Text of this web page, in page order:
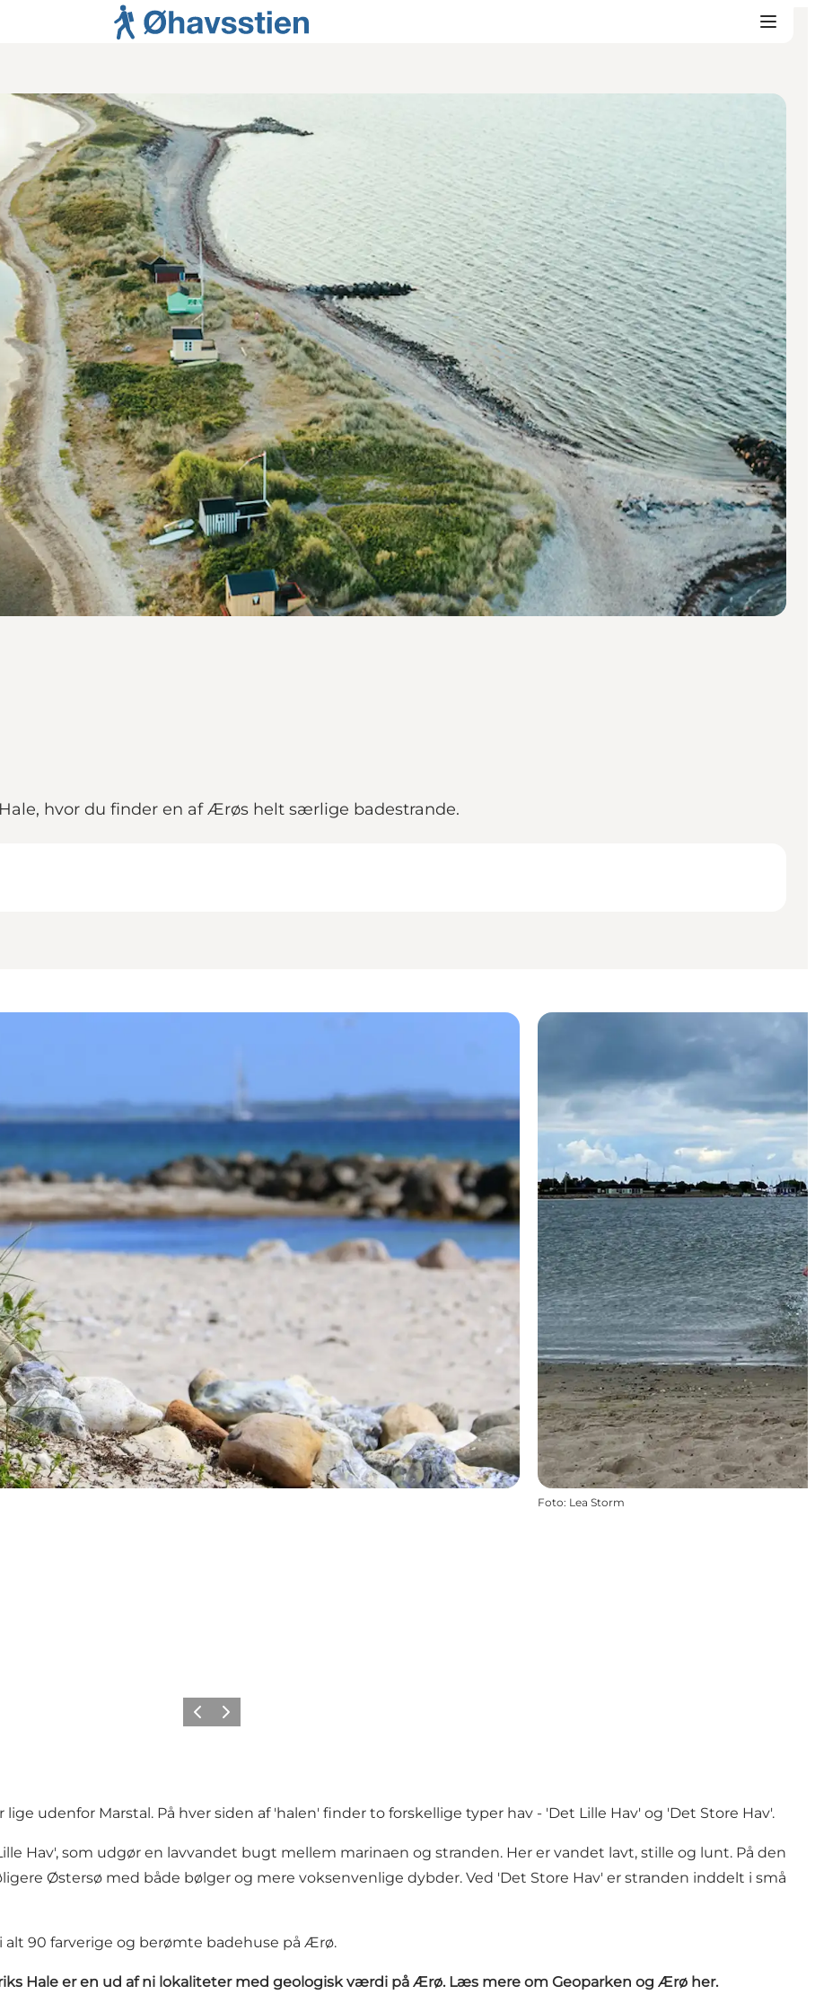
hvor du finder en af Ærøs helt særlige badestrande.
Foto: Lea Storm
ForrigeNæste
lige udenfor Marstal . På hver siden af 'halen' finder to forskellige typer hav - 'Det Lille Hav' og 'Det Store Hav'.
Hav', som udgør en lavvandet bugt mellem marinaen og stranden. Her er vandet lavt, stille og lunt. På den
Østersø med både bølger og mere voksenvenlige dybder. Ved 'Det Store Hav' er stranden inddelt i små
alt 90 farverige og berømte badehuse på Ærø.
Hale er en ud af ni lokaliteter med geologisk værdi på Ærø. Læs mere om Geoparken og Ærø her.